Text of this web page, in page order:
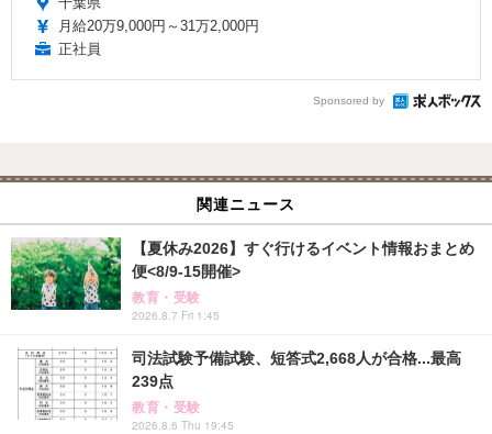
月給20万9,000円～31万2,000円
正社員
Sponsored by
関連ニュース
【夏休み2026】すぐ行けるイベント情報おまとめ
便<8/9-15開催>
教育・受験
2026.8.7 Fri 1:45
司法試験予備試験、短答式2,668人が合格...最高
239点
教育・受験
2026.8.6 Thu 19:45